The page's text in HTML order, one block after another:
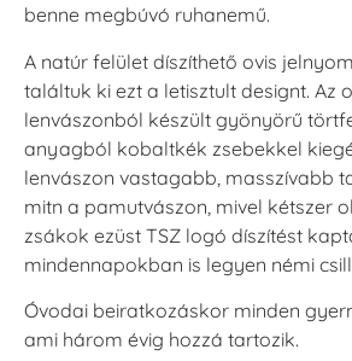
benne megbúvó ruhanemű.
A natúr felület díszíthető ovis
találtuk ki ezt a letisztult designt. Az
lenvászonból készült gyönyörű
anyagból kobaltkék zsebekkel
lenvászon vastagabb, masszívabb
mitn a pamutvászon, mivel kétszer
zsákok ezüst TSZ logó díszítést
mindennapokban is legyen némi
Óvodai beiratkozáskor minden
ami három évig hozzá tartozik.